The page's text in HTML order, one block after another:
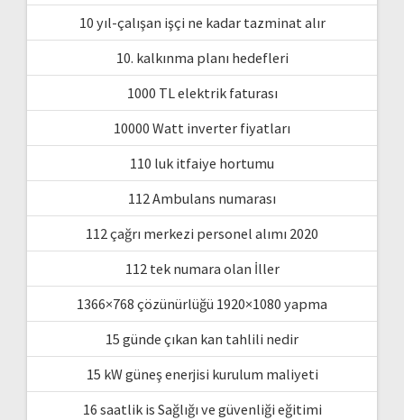
10 yıl-çalışan işçi ne kadar tazminat alır
10. kalkınma planı hedefleri
1000 TL elektrik faturası
10000 Watt inverter fiyatları
110 luk itfaiye hortumu
112 Ambulans numarası
112 çağrı merkezi personel alımı 2020
112 tek numara olan İller
1366×768 çözünürlüğü 1920×1080 yapma
15 günde çıkan kan tahlili nedir
15 kW güneş enerjisi kurulum maliyeti
16 saatlik is Sağlığı ve güvenliği eğitimi